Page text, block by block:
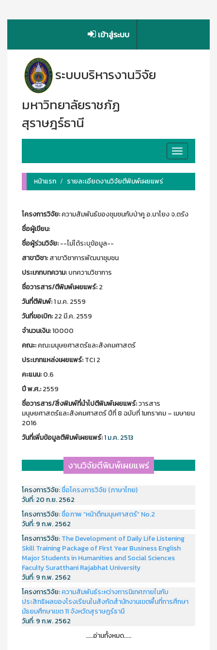
เข้าสู่ระบบ
ระบบบริหารงานวิจัย
มหาวิทยาลัยราชภัฏ
สุราษฎร์ธานี
Toggle
navigation
หน้าแรก
รายละเอียดงานวิจัยตีพิมพ์เผยแพร่
โครงการวิจัย:ความสัมพันธ์ของชุมชนกับป่าคู อ.นาโยง จ.ตรัง
ชื่อผู้เขียน:
ชื่อผู้ร่วมวิจัย:--ไม่ได้ระบุข้อมูล--
สาขาวิชา:สาขาวิชาการพัฒนาชุมชน
ประเภทบทความ:บทความวิชาการ
ชื่อวารสาร/ตีพิมพ์เผยแพร์:2
วันที่ตีพิมพ์:1 ม.ค. 2559
วันที่ขอเบิก:22 มี.ค. 2559
จำนวนเงิน:10000
คณะ:คณะมนุษยศาสตร์และสังคมศาสตร์
ประเภทแหล่งเผยแพร์:TCI 2
คะแนน:0.6
ปี พ.ศ.:2559
ชื่อวารสาร/สิ่งพิมพ์ที่นำไปตีพิมพ์เผยแพร์:วารสาร
มนุษยศาสตร์และสังคมศาสตร์ ปีที่ 8 ฉบับที่ 1มกราคม – เมษายน
2016
วันที่เพิ่มข้อมูลตีพิมพ์เผยแพร์:1 ม.ค. 2513
งานวิจัยตีพิมพ์เผยแพร่
โครงการวิจัย:ชื่อโครงการวิจัย (ภาษาไทย)
วันที่:20 ก.ย. 2562
โครงการวิจัย:ชื่อภาพ “หน้าตึกมนุษศาสตร์” No.2
วันที่:9 ก.พ. 2562
โครงการวิจัย:The Development of Daily Life Listening
Skill Training Package of First Year Business English
Major Students in Humanities and Social Sciences
Faculty Suratthani Rajabhat University
วันที่:9 ก.พ. 2562
โครงการวิจัย:ความสัมพันธ์ระหว่างการนิเทศภายในกับ
ประสิทธิผลของโรงเรียนในสังกัดสำนักงานเขตพื้นที่การศึกษา
มัธยมศึกษาเขต 11 จังหวัดสุราษฎร์ธานี
วันที่:9 ก.พ. 2562
.....อ่านทั้งหมด.....